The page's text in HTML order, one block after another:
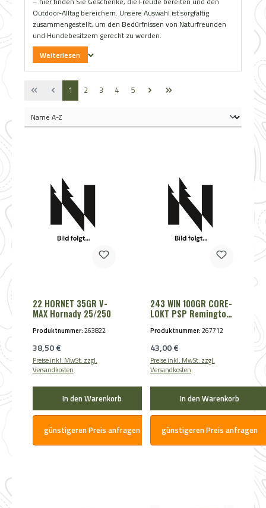
Outdoor-Alltag bereichern. Unsere Auswahl ist sorgfältig
zusammengestellt, um den Bedürfnissen von Naturfreunden
und Hundebesitzern gerecht zu werden.
Weiterlesen
Seite
1 Seite
2 Seite
3 Seite
4 Seite
5
22 HORNET 35GR V-
MAX Hornady 25/250
Produktnummer:263822
Regulärer Preis:
38,50 €
Preise inkl. MwSt. zzgl.
Versandkosten
In den Warenkorb
günstigeren Preis anfragen
243 WIN 100GR CORE-
LOKT PSP Remington
Produktnummer:267712
Regulärer Preis:
43,00 €
Preise inkl. MwSt. zzgl.
Versandkosten
In den Warenkorb
günstigeren Preis anfragen